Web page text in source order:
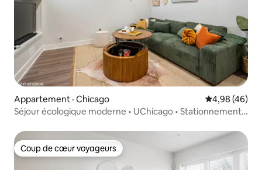
Appartement · Chicago Note
4,98 (46)
Séjour écologique moderne • UChicago • Stationnement •
Coup de cœur voyageurs
Coup de cœur voyageurs